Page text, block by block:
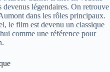
légendaires. On retrouve
dans les rôles principaux.
le film est devenu un classique
comme une référence pour